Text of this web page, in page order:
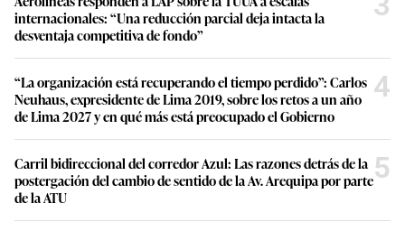
internacionales: “Una reducción parcial deja intacta la
desventaja competitiva de fondo”
“La organización está recuperando el tiempo perdido”: Carlos
Neuhaus, expresidente de Lima 2019, sobre los retos a un año
de Lima 2027 y en qué más está preocupado el Gobierno
4
Carril bidireccional del corredor Azul: Las razones detrás de la
postergación del cambio de sentido de la Av. Arequipa por parte
de la ATU
5